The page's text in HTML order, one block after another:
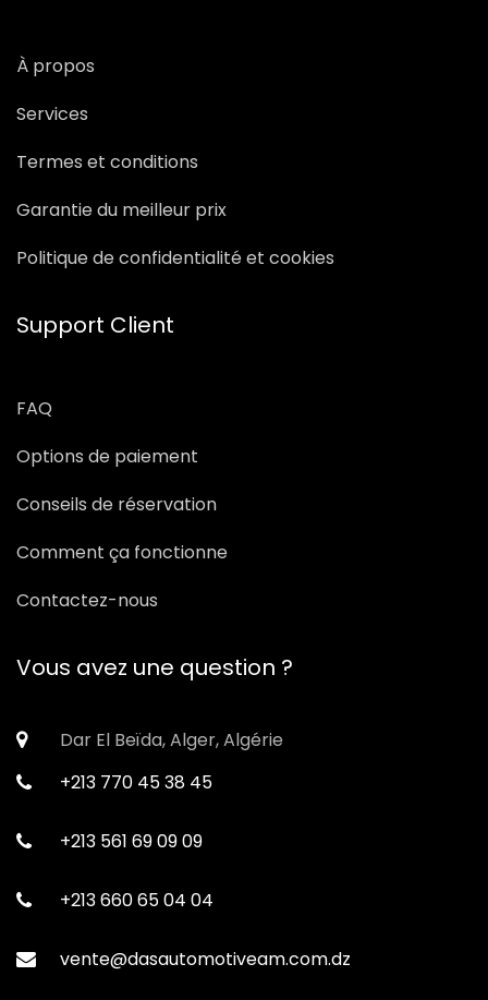
À propos
Services
Termes et conditions
Garantie du meilleur prix
Politique de confidentialité et cookies
Support Client
FAQ
Options de paiement
Conseils de réservation
Comment ça fonctionne
Contactez-nous
Vous avez une question ?
Dar El Beïda, Alger, Algérie
+213 770 45 38 45
+213 561 69 09 09
+213 660 65 04 04
vente@dasautomotiveam.com.dz